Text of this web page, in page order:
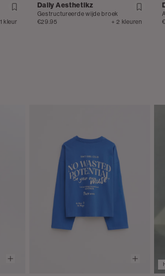
1 kleur
Daily Aesthetikz
Gestructureerde wijde broek
€29.95
+ 2 kleuren